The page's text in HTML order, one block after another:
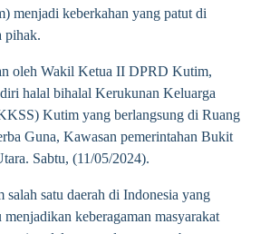
menjadi keberkahan yang patut di
pihak.
oleh Wakil Ketua II DPRD Kutim,
halal bihalal Kerukunan Keluarga
Kutim yang berlangsung di Ruang
Guna, Kawasan pemerintahan Bukit
Sabtu, (11/05/2024).
satu daerah di Indonesia yang
keberagaman masyarakat